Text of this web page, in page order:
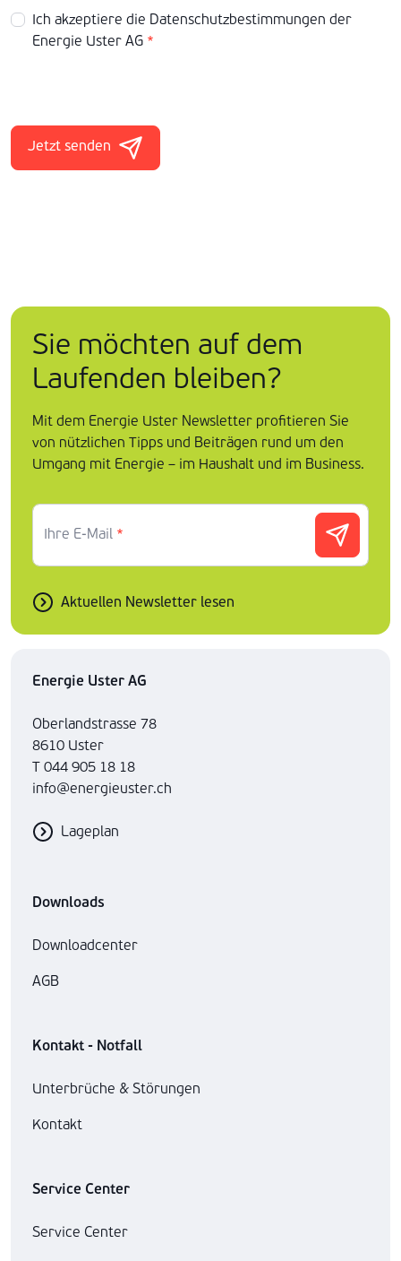
Ich akzeptiere die Datenschutzbestimmungen der
Energie Uster AG *
Jetzt senden
Sie möchten auf dem
Laufenden bleiben?
Mit dem Energie Uster Newsletter profitieren Sie
von nützlichen Tipps und Beiträgen rund um den
Umgang mit Energie – im Haushalt und im Business.
Ihre E-Mail *
Aktuellen Newsletter lesen
Energie Uster AG
Oberlandstrasse 78
8610 Uster
T 044 905 18 18
info@energieuster.ch
Lageplan
Downloads
Downloadcenter
AGB
Kontakt - Notfall
Unterbrüche & Störungen
Kontakt
Service Center
Service Center